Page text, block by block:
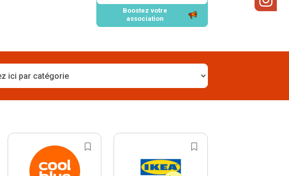
Boostez votre
association